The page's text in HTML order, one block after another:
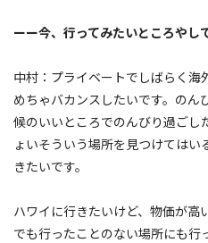
ーー今、行ってみたいところやし
中村：プライベートでしばらく海
めちゃバカンスしたいです。のん
候のいいところでのんびり過ごし
ょいそういう場所を見つけては
きたいです。
ハワイに行きたいけど、物価が高
でも行ったことのない場所にも行